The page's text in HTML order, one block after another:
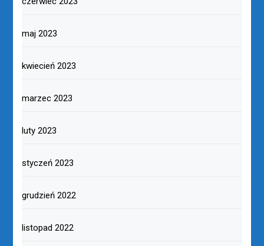
maj 2023
kwiecień 2023
marzec 2023
luty 2023
styczeń 2023
grudzień 2022
listopad 2022